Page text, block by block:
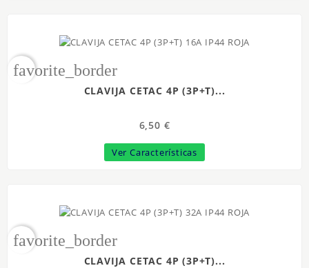
favorite_border
CLAVIJA CETAC 4P (3P+T)...
6,50 €
Ver Características
favorite_border
CLAVIJA CETAC 4P (3P+T)...